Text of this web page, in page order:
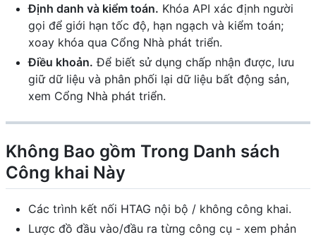
Định danh và kiểm toán. Khóa API xác định người
gọi để giới hạn tốc độ, hạn ngạch và kiểm toán;
xoay khóa qua Cổng Nhà phát triển.
Điều khoản. Để biết sử dụng chấp nhận được, lưu
giữ dữ liệu và phân phối lại dữ liệu bất động sản,
xem Cổng Nhà phát triển.
Không Bao gồm Trong Danh sách
Công khai Này
Các trình kết nối HTAG nội bộ / không công khai.
Lược đồ đầu vào/đầu ra từng công cụ - xem phản